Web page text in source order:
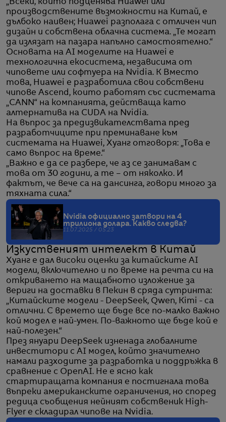
„Всеки, който подценява Huawei или
производствените възможности на Китай, е
дълбоко наивен; Huawei разполага с отличен чип
дизайн и собствена облачна система. „Те могат
да излязат на пазара напълно самостоятелно.“
Основата на AI моделите на Huawei е
технологична екосистема, независима от
чиповете или софтуера на Nvidia. К Вместо
това, Huawei е разработила свои собствени
чипове Ascend, които работят със системата
„CANN“ на компанията, действаща като
алтернатива на CUDA на Nvidia.
На въпрос за предизвикателствата пред
разработчиците при преминаване към
системата на Huawei, Хуанг отговоря: „Това е
само въпрос на време.“
„Важно е да се разбере, че аз се занимавам с
това от 30 години, а те – от няколко. И
фактът, че вече са на дансинга, говори много за
тяхната сила.“
Nvidia официално затвори на 4
трилиона долара. Какво следва?
11.07.2025 / 05:23
Изкуственият интелект в Китай
Хуанг е дал високи оценки за китайските AI
модели, включително и по време на речта си на
откриването на мащабното изложение за
вериги на доставки в Пекин в сряда сутринта:
„Китайските модели - DeepSeek, Qwen, Kimi - са
отлични. С времето ще бъде все по-малко важно
кой модел е най-умен. По-важното ще бъде кой е
най-полезен.“
През януари DeepSeek изненада глобалните
инвеститори с AI модел, който значително
намали разходите за разработка и поддръжка в
сравнение с OpenAI. Не е ясно как
стартиращата компания е постигнала това
въпреки американските ограничения, но според
редица съобщения нейният собственик High-
Flyer е складирал чипове на Nvidia.